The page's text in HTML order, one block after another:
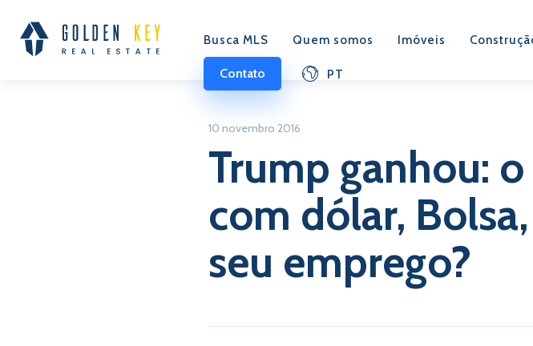
Busca MLS Quem somos Imóveis
Contato PT
10 novembro 2016
Trump ganhou:
com dólar,
seu emprego?